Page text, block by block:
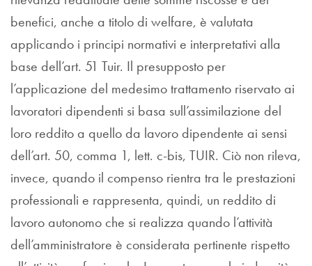
benefici, anche a titolo di welfare, è valutata
applicando i principi normativi e interpretativi alla
base dell’art. 51 Tuir. Il presupposto per
l’applicazione del medesimo trattamento riservato ai
lavoratori dipendenti si basa sull’assimilazione del
loro reddito a quello da lavoro dipendente ai sensi
dell’art. 50, comma 1, lett. c-bis, TUIR. Ciò non rileva,
invece, quando il compenso rientra tra le prestazioni
professionali e rappresenta, quindi, un reddito di
lavoro autonomo che si realizza quando l’attività
dell’amministratore è considerata pertinente rispetto